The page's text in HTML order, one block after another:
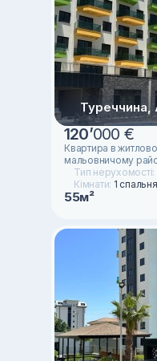
Туреччина,
120’000 €
Квартира в
мальовничому
Тип нерухомості:
Кімнати: 1 спальня
55м²